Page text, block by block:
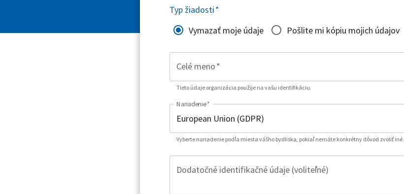
Typ žiadosti*
Vymazať moje údaje
Pošlite mi kópiu mojich údajov
Celé meno*
Tieto údaje organizácia použije na vašu identifikáciu.
Nariadenie*
Vyberte nariadenie podľa miesta vášho bydliska, pokiaľ nemáte konkrétny dôvod zvoliť iné.
Dodatočné identifikačné údaje (voliteľné)